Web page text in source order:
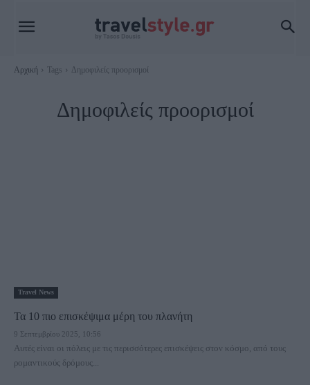
Αρχική Tags Δημοφιλείς προορισμοί
Δημοφιλείς προορισμοί
Travel News
Τα 10 πιο επισκέψιμα μέρη του πλανήτη
9 Σεπτεμβρίου 2025, 10:56
Αυτές είναι οι πόλεις με τις περισσότερες επισκέψεις στον κόσμο, από τους
ρομαντικούς δρόμους...